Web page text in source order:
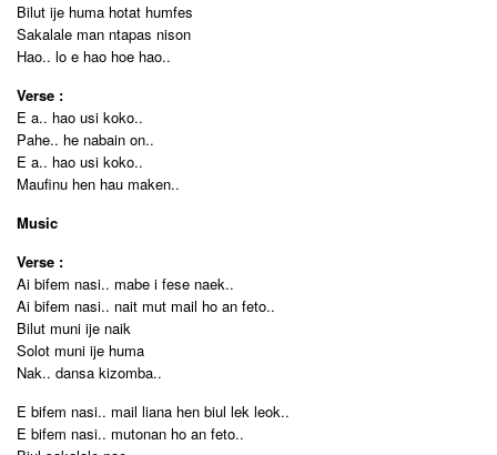
Bilut ije huma hotat humfes
Sakalale man ntapas nison
Hao.. lo e hao hoe hao..
Verse :
E a.. hao usi koko..
Pahe.. he nabain on..
E a.. hao usi koko..
Maufinu hen hau maken..
Music
Verse :
Ai bifem nasi.. mabe i fese naek..
Ai bifem nasi.. nait mut mail ho an feto..
Bilut muni ije naik
Solot muni ije huma
Nak.. dansa kizomba..
E bifem nasi.. mail liana hen biul lek leok..
E bifem nasi.. mutonan ho an feto..